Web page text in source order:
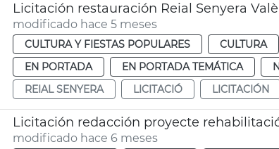
Licitación restauración Reial Senyera
modificado hace 5 meses
CULTURA Y FIESTAS POPULARES CULTURA
EN PORTADA
EN PORTADA TEMÁTICA
REIAL SENYERA
LICITACIÓ LICITACIÓN
Licitación redacción proyecte
modificado hace 6 meses